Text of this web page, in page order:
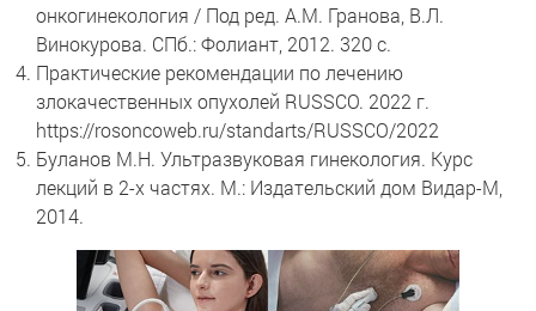
онкогинекология / Под ред. А.М. Гранова, В.Л.
Винокурова. СПб.: Фолиант, 2012. 320 с.
Практические рекомендации по лечению
злокачественных опухолей RUSSCO. 2022 г.
https://rosoncoweb.ru/standarts/RUSSCO/2022
Буланов М.Н. Ультразвуковая гинекология. Курс
лекций в 2-х частях. М.: Издательский дом Видар-М,
2014.